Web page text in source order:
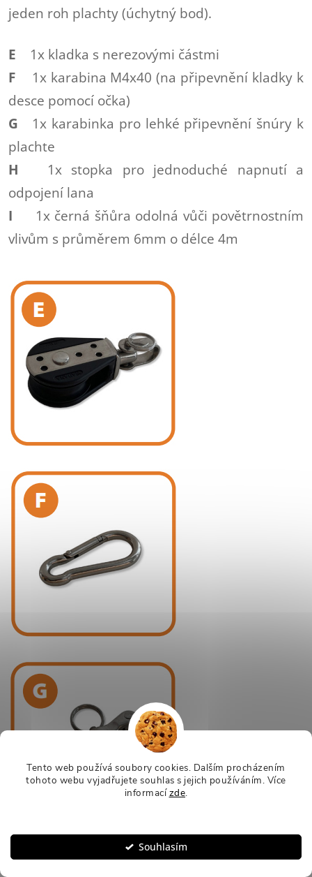
Tento web používá soubory cookies. Dalším procházením
tohoto webu vyjadřujete souhlas s jejich používáním. Více
informacízde.
Souhlasím
jeden roh plachty (úchytný bod).
E 1x kladka s nerezovými částmi
F 1x karabina M4x40 (na připevnění kladky k
desce pomocí očka)
G 1x karabinka pro lehké připevnění šnúry k
plachte
H 1x stopka pro jednoduché napnutí a
odpojení lana
I 1x černá šňůra odolná vůči povětrnostním
vlivům s průměrem 6mm o délce 4m